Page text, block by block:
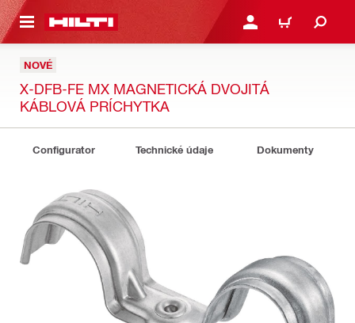
HLAVNÝ OBSAH PRIHLÁSIŤ ALEBO
KOŠÍK
NOVÉ
X-DFB-FE MX MAGNETICKÁ DVOJITÁ
KÁBLOVÁ PRÍCHYTKA
Configurator Technické údaje Dokumenty